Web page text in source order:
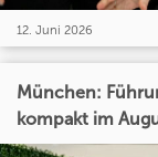
12. Juni 2026
München:
kompakt im